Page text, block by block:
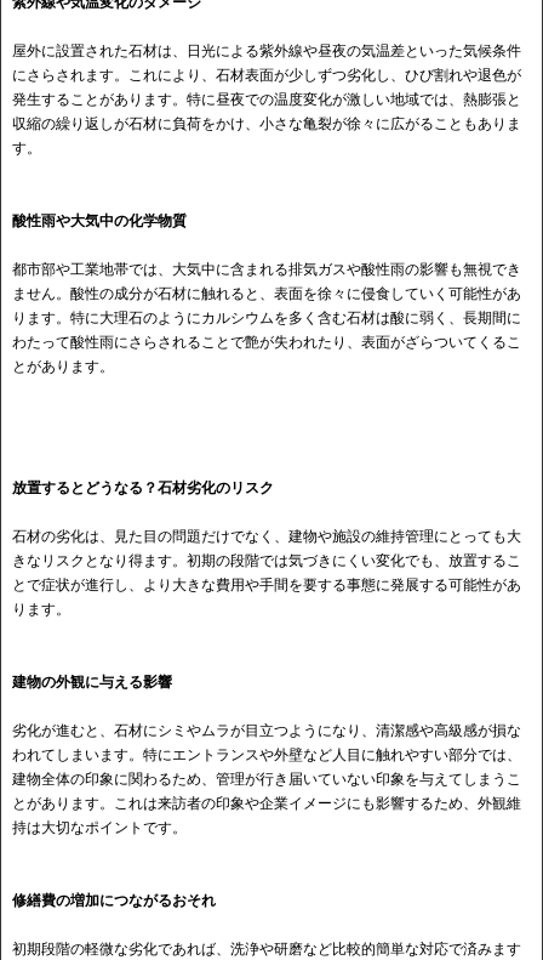
屋外に設置された石材は、日光による紫外線や昼夜の気温差といった気候条件
にさらされます。これにより、石材表面が少しずつ劣化し、ひび割れや退色が
発生することがあります。特に昼夜での温度変化が激しい地域では、熱膨張と
収縮の繰り返しが石材に負荷をかけ、小さな亀裂が徐々に広がることもありま
す。
酸性雨や大気中の化学物質
都市部や工業地帯では、大気中に含まれる排気ガスや酸性雨の影響も無視でき
ません。酸性の成分が石材に触れると、表面を徐々に侵食していく可能性があ
ります。特に大理石のようにカルシウムを多く含む石材は酸に弱く、長期間に
わたって酸性雨にさらされることで艶が失われたり、表面がざらついてくるこ
とがあります。
放置するとどうなる？石材劣化のリスク
石材の劣化は、見た目の問題だけでなく、建物や施設の維持管理にとっても大
きなリスクとなり得ます。初期の段階では気づきにくい変化でも、放置するこ
とで症状が進行し、より大きな費用や手間を要する事態に発展する可能性があ
ります。
建物の外観に与える影響
劣化が進むと、石材にシミやムラが目立つようになり、清潔感や高級感が損な
われてしまいます。特にエントランスや外壁など人目に触れやすい部分では、
建物全体の印象に関わるため、管理が行き届いていない印象を与えてしまうこ
とがあります。これは来訪者の印象や企業イメージにも影響するため、外観維
持は大切なポイントです。
修繕費の増加につながるおそれ
初期段階の軽微な劣化であれば、洗浄や研磨など比較的簡単な対応で済みます